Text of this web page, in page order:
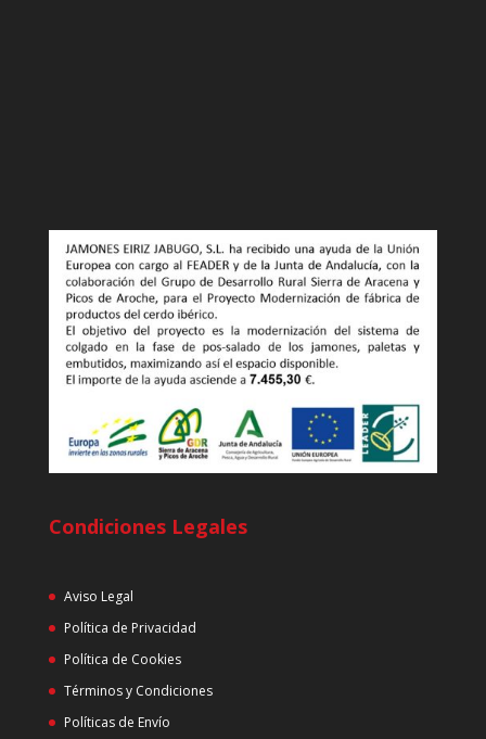
Condiciones Legales
Aviso Legal
Política de Privacidad
Política de Cookies
Términos y Condiciones
Políticas de Envío